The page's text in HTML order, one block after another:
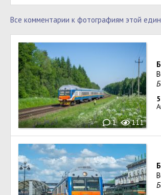
Все комментарии к фотографиям этой
1 111